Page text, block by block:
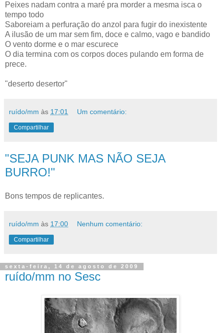
Peixes nadam contra a maré pra morder a mesma isca o
tempo todo
Saboreiam a perfuração do anzol para fugir do inexistente
A ilusão de um mar sem fim, doce e calmo, vago e bandido
O vento dorme e o mar escurece
O dia termina com os corpos doces pulando em forma de
prece.
"deserto desertor"
ruído/mm às 17:01 Um comentário:
Compartilhar
"SEJA PUNK MAS NÃO SEJA
BURRO!"
Bons tempos de replicantes.
ruído/mm às 17:00 Nenhum comentário:
Compartilhar
sexta-feira, 14 de agosto de 2009
ruído/mm no Sesc